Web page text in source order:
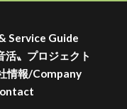
Service Guide
活〟プロジェクト
情報/Company